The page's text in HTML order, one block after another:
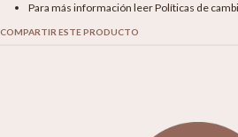
Para más información leer Políticas de
COMPARTIR ESTE PRODUCTO